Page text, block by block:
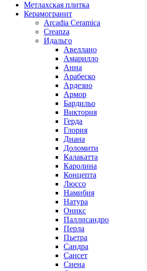
Метлахская плитка
Керамогранит
Arcadia Ceramica
Creanza
Идальго
Авеллано
Амарилло
Анна
Арабеско
Ардезио
Армор
Бардильо
Виктория
Герда
Глория
Диана
Доломити
Калакатта
Каролина
Концепта
Люссо
Намибия
Натура
Оникс
Паллисандро
Перла
Пьетра
Сандра
Сансет
Сиена